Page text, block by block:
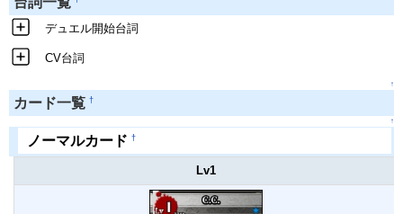
デュエル開始台詞
CV台詞
↑
カード一覧 †
↑
ノーマルカード †
Lv1